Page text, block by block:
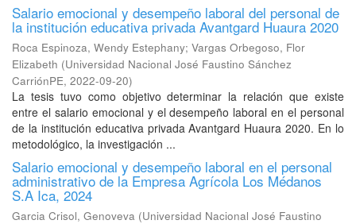
Salario emocional y desempeño laboral del personal de
la institución educativa privada Avantgard Huaura 2020
Roca Espinoza, Wendy Estephany; Vargas Orbegoso, Flor
Elizabeth (Universidad Nacional José Faustino Sánchez
CarriónPE, 2022-09-20)
La tesis tuvo como objetivo determinar la relación que existe
entre el salario emocional y el desempeño laboral en el personal
de la institución educativa privada Avantgard Huaura 2020. En lo
metodológico, la investigación ...
Salario emocional y desempeño laboral en el personal
administrativo de la Empresa Agrícola Los Médanos
S.A Ica, 2024
Garcia Crisol, Genoveva (Universidad Nacional José Faustino